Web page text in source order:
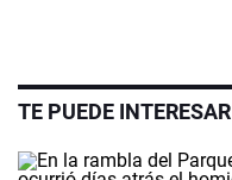
TE PUEDE INTERESAR